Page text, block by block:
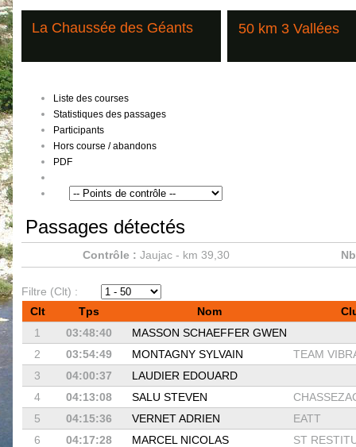
La Chaussée des Géants 50 km 3 Vallées
Liste des courses
Statistiques des passages
Participants
Hors course / abandons
PDF
Passages détectés
Contrôle : Jaujac - km 39,30
Filtre (Clt) :
Clt
Tps Nom
1
03:48:40
MASSON SCHAEFFER GWEN
2
03:54:49 MONTAGNY SYLVAIN
TEAM
3
04:00:37
LAUDIER EDOUARD
4
04:13:08 SALU STEVEN
5
04:15:36 VERNET ADRIEN
EATT
6
04:17:28 MARCEL NICOLAS
ST